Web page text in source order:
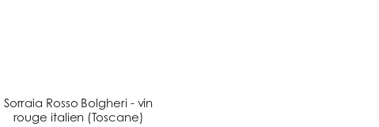
Sorraia Rosso Bolgheri - vin
rouge italien (Toscane)